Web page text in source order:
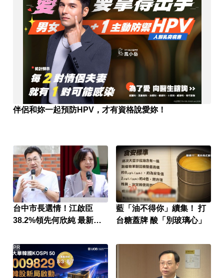
伴侶和妳一起預防HPV，才有資格說愛妳！
台中市長選情！江啟臣
38.2%領先何欣純 最新民
藍「油不得你」續集！ 打
台糖蓋牌 酸「別玻璃心」
PR